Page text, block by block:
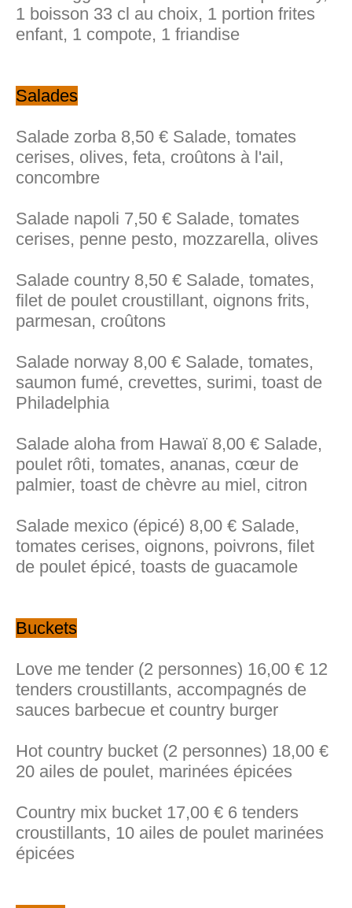
1 boisson 33 cl au choix, 1 portion frites
enfant, 1 compote, 1 friandise
Salades
Salade zorba 8,50 € Salade, tomates
cerises, olives, feta, croûtons à l'ail,
concombre
Salade napoli 7,50 € Salade, tomates
cerises, penne pesto, mozzarella, olives
Salade country 8,50 € Salade, tomates,
filet de poulet croustillant, oignons frits,
parmesan, croûtons
Salade norway 8,00 € Salade, tomates,
saumon fumé, crevettes, surimi, toast de
Philadelphia
Salade aloha from Hawaï 8,00 € Salade,
poulet rôti, tomates, ananas, cœur de
palmier, toast de chèvre au miel, citron
Salade mexico (épicé) 8,00 € Salade,
tomates cerises, oignons, poivrons, filet
de poulet épicé, toasts de guacamole
Buckets
Love me tender (2 personnes) 16,00 € 12
tenders croustillants, accompagnés de
sauces barbecue et country burger
Hot country bucket (2 personnes) 18,00 €
20 ailes de poulet, marinées épicées
Country mix bucket 17,00 € 6 tenders
croustillants, 10 ailes de poulet marinées
épicées